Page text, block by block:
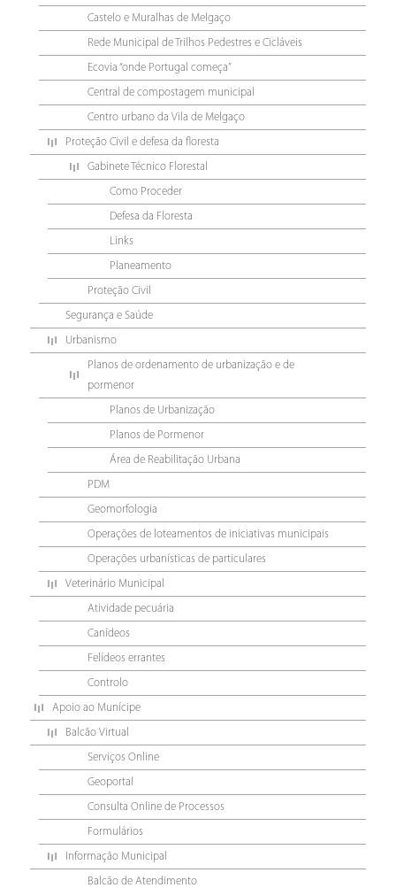
Castelo e Muralhas de Melgaço
Rede Municipal de Trilhos Pedestres e Cicláveis
Ecovia “onde Portugal começa”
Central de compostagem municipal
Centro urbano da Vila de Melgaço
Proteção Civil e defesa da floresta
Gabinete Técnico Florestal
Como Proceder
Defesa da Floresta
Links
Planeamento
Proteção Civil
Segurança e Saúde
Urbanismo
Planos de ordenamento de urbanização e de
pormenor
Planos de Urbanização
Planos de Pormenor
Área de Reabilitação Urbana
PDM
Geomorfologia
Operações de loteamentos de iniciativas municipais
Operações urbanísticas de particulares
Veterinário Municipal
Atividade pecuária
Canídeos
Felídeos errantes
Controlo
Apoio ao Munícipe
Balcão Virtual
Serviços Online
Geoportal
Consulta Online de Processos
Formulários
Informação Municipal
Balcão de Atendimento